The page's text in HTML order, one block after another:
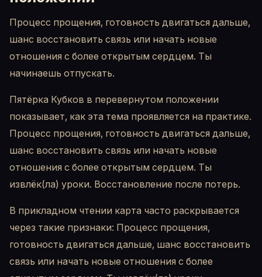
Процесс прощения, готовность двигаться дальше,
шанс восстановить связь или начать новые
отношения с более открытым сердцем. Ты
начинаешь отпускать.
Пятёрка Кубков в перевернутом положении
показывает, как эта тема проявляется на практике.
Процесс прощения, готовность двигаться дальше,
шанс восстановить связь или начать новые
отношения с более открытым сердцем. Ты
извлёк(ла) уроки. Восстановление после потерь.
В прикладном чтении карта часто раскрывается
через такие признаки: Процесс прощения,
готовность двигаться дальше, шанс восстановить
связь или начать новые отношения с более